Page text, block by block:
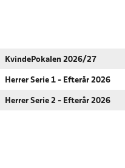
KvindePokalen 2026/27
Herrer Serie 1 - Efterår 2026
Herrer Serie 2 - Efterår 2026